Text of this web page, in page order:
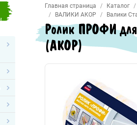
Главная страница Каталог
ВАЛИКИ АКОР
Валики
Ролик ПРОФИ
(АКОР)